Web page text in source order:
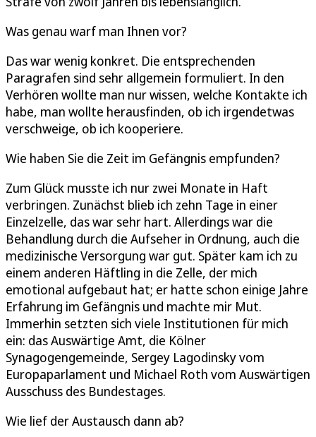
Was genau warf man Ihnen vor?
Das war wenig konkret. Die entsprechenden
Paragrafen sind sehr allgemein formuliert. In den
Verhören wollte man nur wissen, welche Kontakte ich
habe, man wollte herausfinden, ob ich irgendetwas
verschweige, ob ich kooperiere.
Wie haben Sie die Zeit im Gefängnis empfunden?
Zum Glück musste ich nur zwei Monate in Haft
verbringen. Zunächst blieb ich zehn Tage in einer
Einzelzelle, das war sehr hart. Allerdings war die
Behandlung durch die Aufseher in Ordnung, auch die
medizinische Versorgung war gut. Später kam ich zu
einem anderen Häftling in die Zelle, der mich
emotional aufgebaut hat; er hatte schon einige Jahre
Erfahrung im Gefängnis und machte mir Mut.
Immerhin setzten sich viele Institutionen für mich
ein: das Auswärtige Amt, die Kölner
Synagogengemeinde, Sergey Lagodinsky vom
Europaparlament und Michael Roth vom Auswärtigen
Ausschuss des Bundestages.
Wie lief der Austausch dann ab?